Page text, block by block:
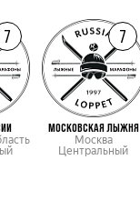
7 7
МОСКОВСКАЯ ЛЫЖНЯ
Москва
Центральный